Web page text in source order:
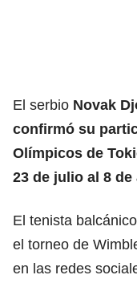
El serbio Novak
confirmó su
Olímpicos de
23 de julio al 8 de
El tenista
el torneo de
en las redes